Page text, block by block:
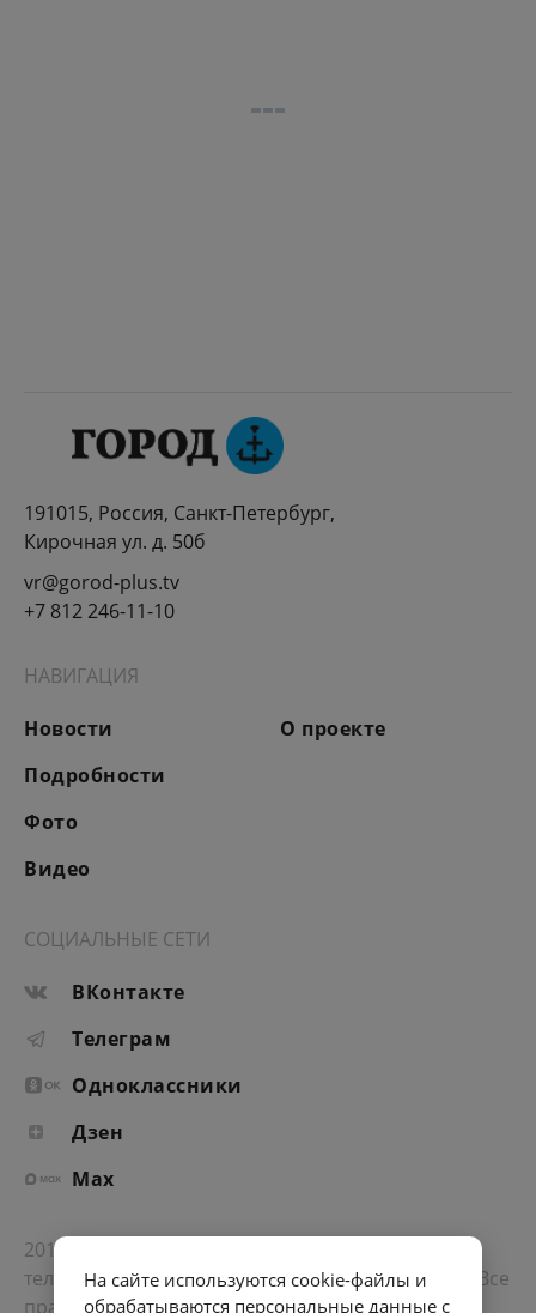
191015, Россия, Санкт-Петербург,
Кирочная ул. д. 50б
vr@gorod-plus.tv
+7 812 246-11-10
НАВИГАЦИЯ
Новости
Подробности
Фото
Видео
О проекте
СОЦИАЛЬНЫЕ СЕТИ
ВКонтакте
Телеграм
Одноклассники
Дзен
Max
2012-2026 © Портал «Электронное интернет-
телевидение правительства Санкт-Петербурга». Все
права защищены.
На сайте используются cookie-файлы и
обрабатываются персональные данные с